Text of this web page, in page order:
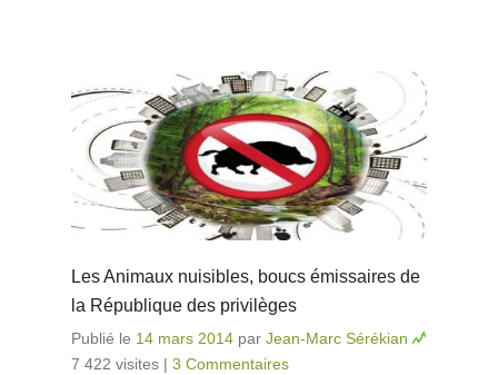
Les Animaux nuisibles, boucs émissaires de
la République des privilèges
Publié le 14 mars 2014 par Jean-Marc Sérékian
7 422 visites | 3 Commentaires